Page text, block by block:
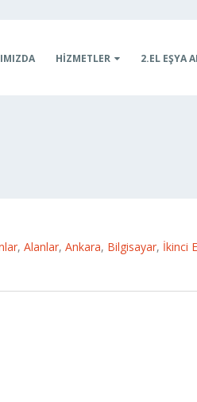
HIZMETLER 2.EL EŞYA
, Alanlar, Ankara, Bilgisayar, İkinci